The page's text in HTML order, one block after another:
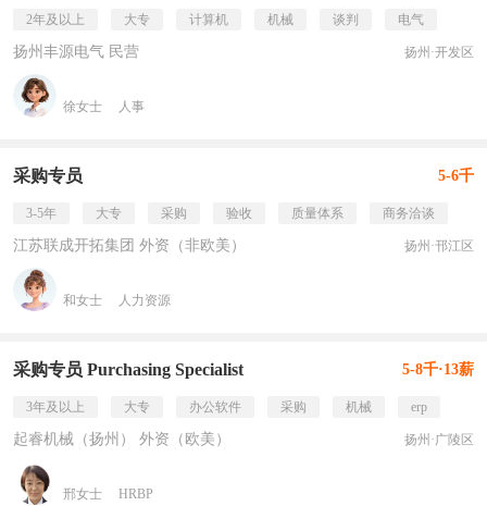
2年及以上 大专 计算机 机械 谈判 电气
扬州丰源电气 民营 扬州·开发区
徐女士 人事
采购专员 5-6千
3-5年 大专 采购 验收 质量体系 商务洽谈
江苏联成开拓集团 外资（非欧美） 扬州·邗江区
和女士 人力资源
采购专员 Purchasing Specialist 5-8千·13薪
3年及以上 大专 办公软件 采购 机械 erp
起睿机械（扬州） 外资（欧美） 扬州·广陵区
邢女士 HRBP